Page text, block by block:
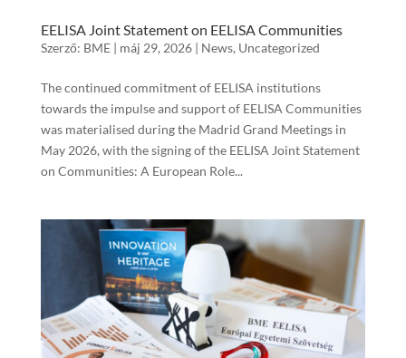
EELISA Joint Statement on EELISA Communities
Szerző: BME| máj 29, 2026| News, Uncategorized
The continued commitment of EELISA institutions
towards the impulse and support of EELISA Communities
was materialised during the Madrid Grand Meetings in
May 2026, with the signing of the EELISA Joint Statement
on Communities: A European Role...